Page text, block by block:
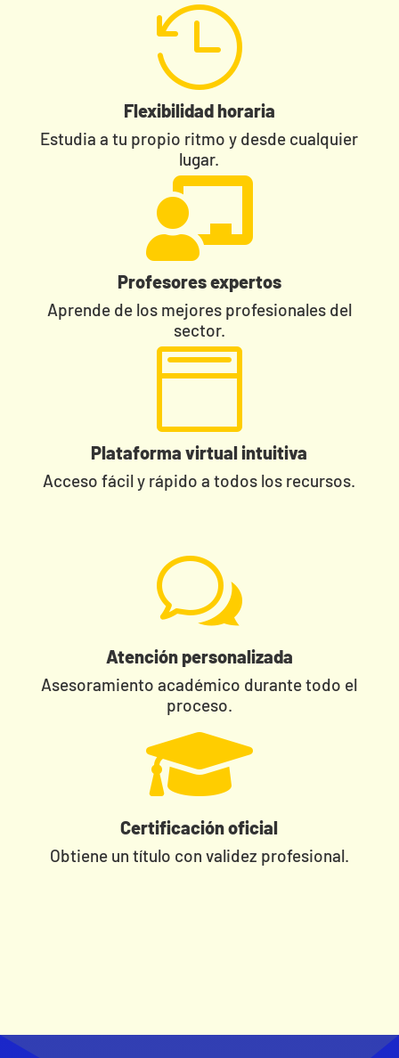

Flexibilidad horaria
Estudia a tu propio ritmo y desde cualquier
lugar.

Profesores expertos
Aprende de los mejores profesionales del
sector.

Plataforma virtual intuitiva
Acceso fácil y rápido a todos los recursos.
w
Atención personalizada
Asesoramiento académico durante todo el
proceso.

Certificación oficial
Obtiene un título con validez profesional.